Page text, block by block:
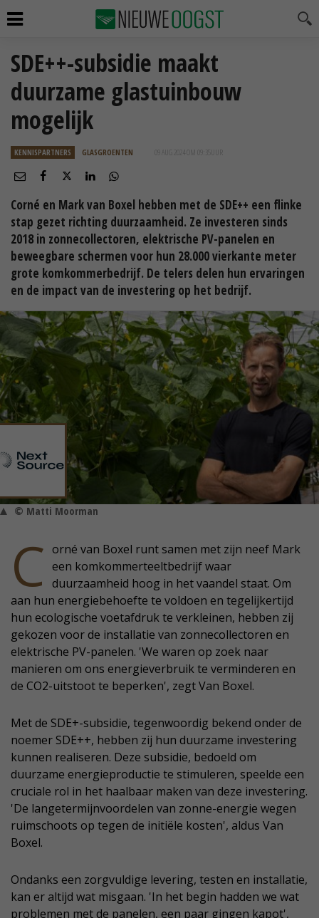
SDE++-subsidie maakt
duurzame glastuinbouw
mogelijk
KENNISPARTNERS GLASGROENTEN 09 AUG 2024 OM 09:35
Corné en Mark van Boxel hebben met de SDE++ een flinke
stap gezet richting duurzaamheid. Ze investeren sinds
2018 in zonnecollectoren, elektrische PV-panelen en
beweegbare schermen voor hun 28.000 vierkante meter
grote komkommerbedrijf. De telers delen hun ervaringen
en de impact van de investering op het bedrijf.
© Matti Moorman
C orné van Boxel runt samen met zijn neef Mark
een komkommerteeltbedrijf waar
duurzaamheid hoog in het vaandel staat. Om
aan hun energiebehoefte te voldoen en tegelijkertijd
hun ecologische voetafdruk te verkleinen, hebben zij
gekozen voor de installatie van zonnecollectoren en
elektrische PV-panelen. 'We waren op zoek naar
manieren om ons energieverbruik te verminderen en
de CO2-uitstoot te beperken', zegt Van Boxel.
Met de SDE+-subsidie, tegenwoordig bekend onder de
noemer SDE++, hebben zij hun duurzame investering
kunnen realiseren. Deze subsidie, bedoeld om
duurzame energieproductie te stimuleren, speelde een
cruciale rol in het haalbaar maken van deze investering.
'De langetermijnvoordelen van zonne-energie wegen
ruimschoots op tegen de initiële kosten', aldus Van
Boxel.
Ondanks een zorgvuldige levering, testen en installatie,
kan er altijd wat misgaan. 'In het begin hadden we wat
problemen met de panelen, een paar gingen kapot',